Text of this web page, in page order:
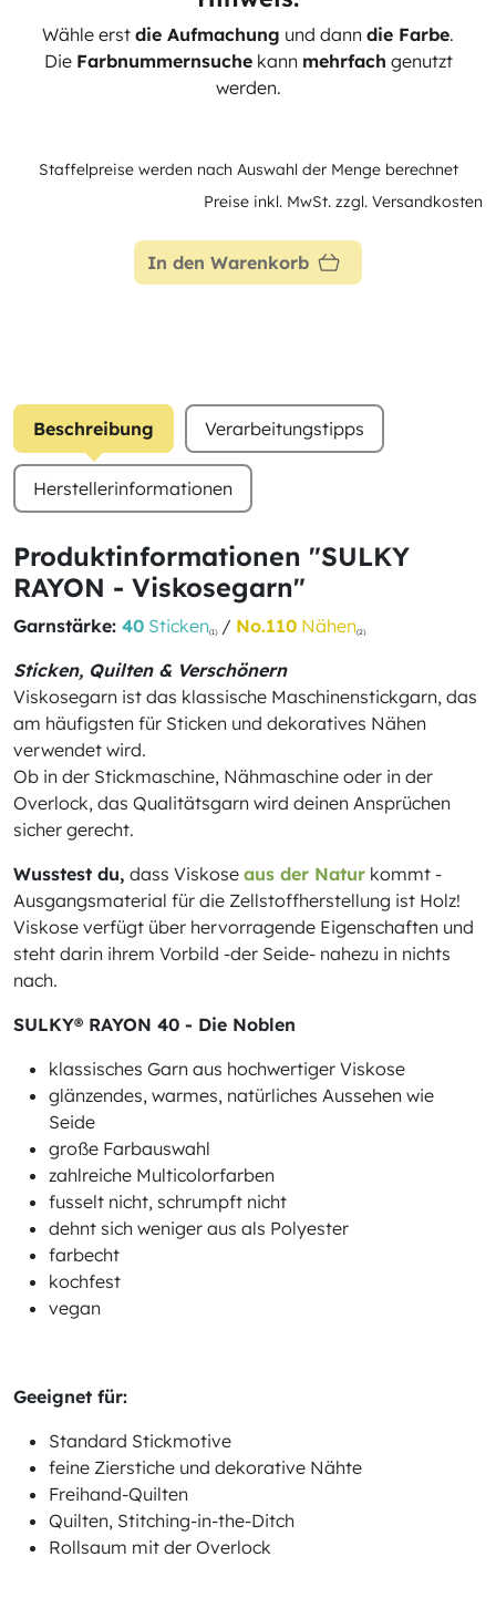
Wähle erst die Aufmachung und dann die Farbe.
Die Farbnummernsuchekann mehrfach genutzt
werden.
Staffelpreise werden nach Auswahl der Menge berechnet
Preise inkl. MwSt. zzgl. Versandkosten
In den Warenkorb
Beschreibung Verarbeitungstipps
Herstellerinformationen
Produktinformationen "SULKY
RAYON - Viskosegarn"
Garnstärke: 40 Sticken(1)/ No.110 Nähen(2)
Sticken, Quilten & Verschönern
Viskosegarn ist das klassische Maschinenstickgarn, das
am häufigsten für Sticken und dekoratives Nähen
verwendet wird.
Ob in der Stickmaschine, Nähmaschine oder in der
Overlock, das Qualitätsgarn wird deinen Ansprüchen
sicher gerecht.
Wusstest du, dass Viskose aus der Natur kommt -
Ausgangsmaterial für die Zellstoffherstellung ist Holz!
Viskose verfügt über hervorragende Eigenschaften und
steht darin ihrem Vorbild -der Seide- nahezu in nichts
nach.
SULKY® RAYON 40 - Die Noblen
klassisches Garn aus hochwertiger Viskose
glänzendes, warmes, natürliches Aussehen wie
Seide
große Farbauswahl
zahlreiche Multicolorfarben
fusselt nicht, schrumpft nicht
dehnt sich weniger aus als Polyester
farbecht
kochfest
vegan
Geeignet für:
Standard Stickmotive
feine Zierstiche und dekorative Nähte
Freihand-Quilten
Quilten, Stitching-in-the-Ditch
Rollsaum mit der Overlock